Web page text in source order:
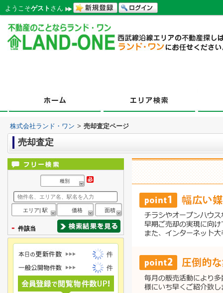
ようこそゲスト さん
株式会社ランド・ワン > 売却査定ページ
売却査定
種別
エリア| 駅 価格 面積
- 件該当
件
件